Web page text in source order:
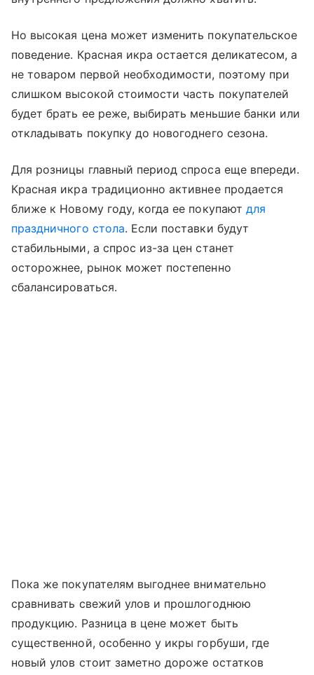
Но высокая цена может изменить покупательское
поведение. Красная икра остается деликатесом, а
не товаром первой необходимости, поэтому при
слишком высокой стоимости часть покупателей
будет брать ее реже, выбирать меньшие банки или
откладывать покупку до новогоднего сезона.
Для розницы главный период спроса еще впереди.
Красная икра традиционно активнее продается
ближе к Новому году, когда ее покупают для
праздничного стола. Если поставки будут
стабильными, а спрос из-за цен станет
осторожнее, рынок может постепенно
сбалансироваться.
Пока же покупателям выгоднее внимательно
сравнивать свежий улов и прошлогоднюю
продукцию. Разница в цене может быть
существенной, особенно у икры горбуши, где
новый улов стоит заметно дороже остатков